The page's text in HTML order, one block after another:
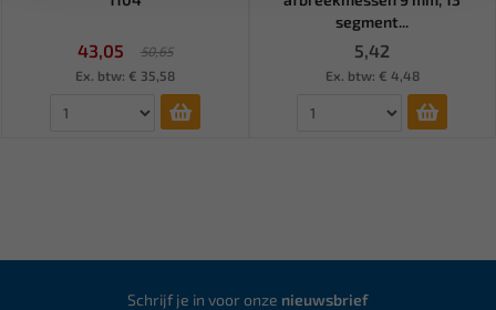
43,05
50,65
Ex. btw: € 35,58
segment...
5,42
Ex. btw: € 4,48
Schrijf je in voor onze nieuwsbrief